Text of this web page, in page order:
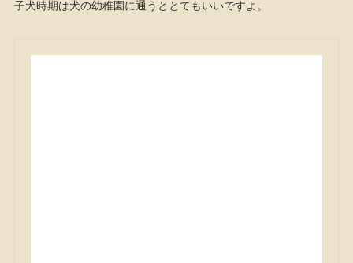
子犬時期は犬の幼稚園に通うととてもいいですよ。